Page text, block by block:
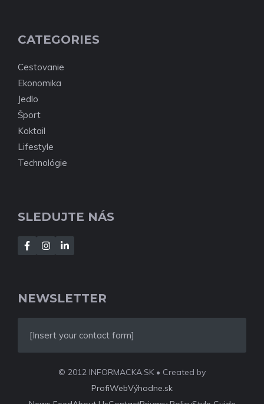
CATEGORIES
Cestovanie
Ekonomika
Jedlo
Šport
Koktail
Lifestyle
Technológie
SLEDUJTE NÁS
NEWSLETTER
[Insert your contact form]
© 2012 INFORMACKA.SK • Created by
ProfiWebVýhodne.sk